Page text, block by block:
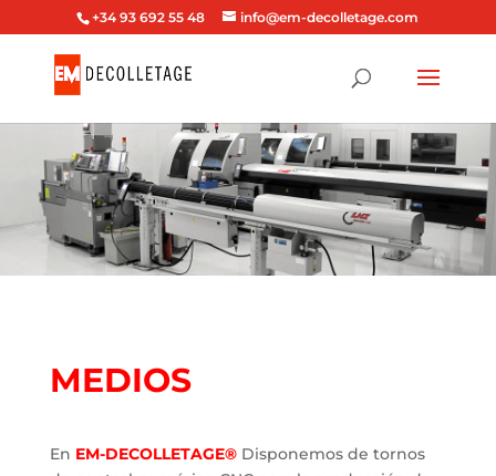
+34 93 692 55 48 info@em-decolletage.com
MEDIOS
En EM-DECOLLETAGE® Disponemos de tornos